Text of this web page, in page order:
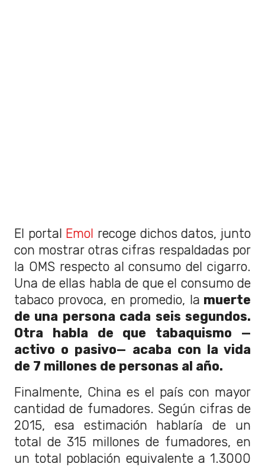
El portal Emol recoge dichos datos, junto
con mostrar otras cifras respaldadas por
la OMS respecto al consumo del cigarro.
Una de ellas habla de que el consumo de
tabaco provoca, en promedio, la muerte
de una persona cada seis segundos.
Otra habla de que tabaquismo —
activo o pasivo— acaba con la vida
de 7 millones de personas al año.
Finalmente, China es el país con mayor
cantidad de fumadores. Según cifras de
2015, esa estimación hablaría de un
total de 315 millones de fumadores, en
un total población equivalente a 1.3000